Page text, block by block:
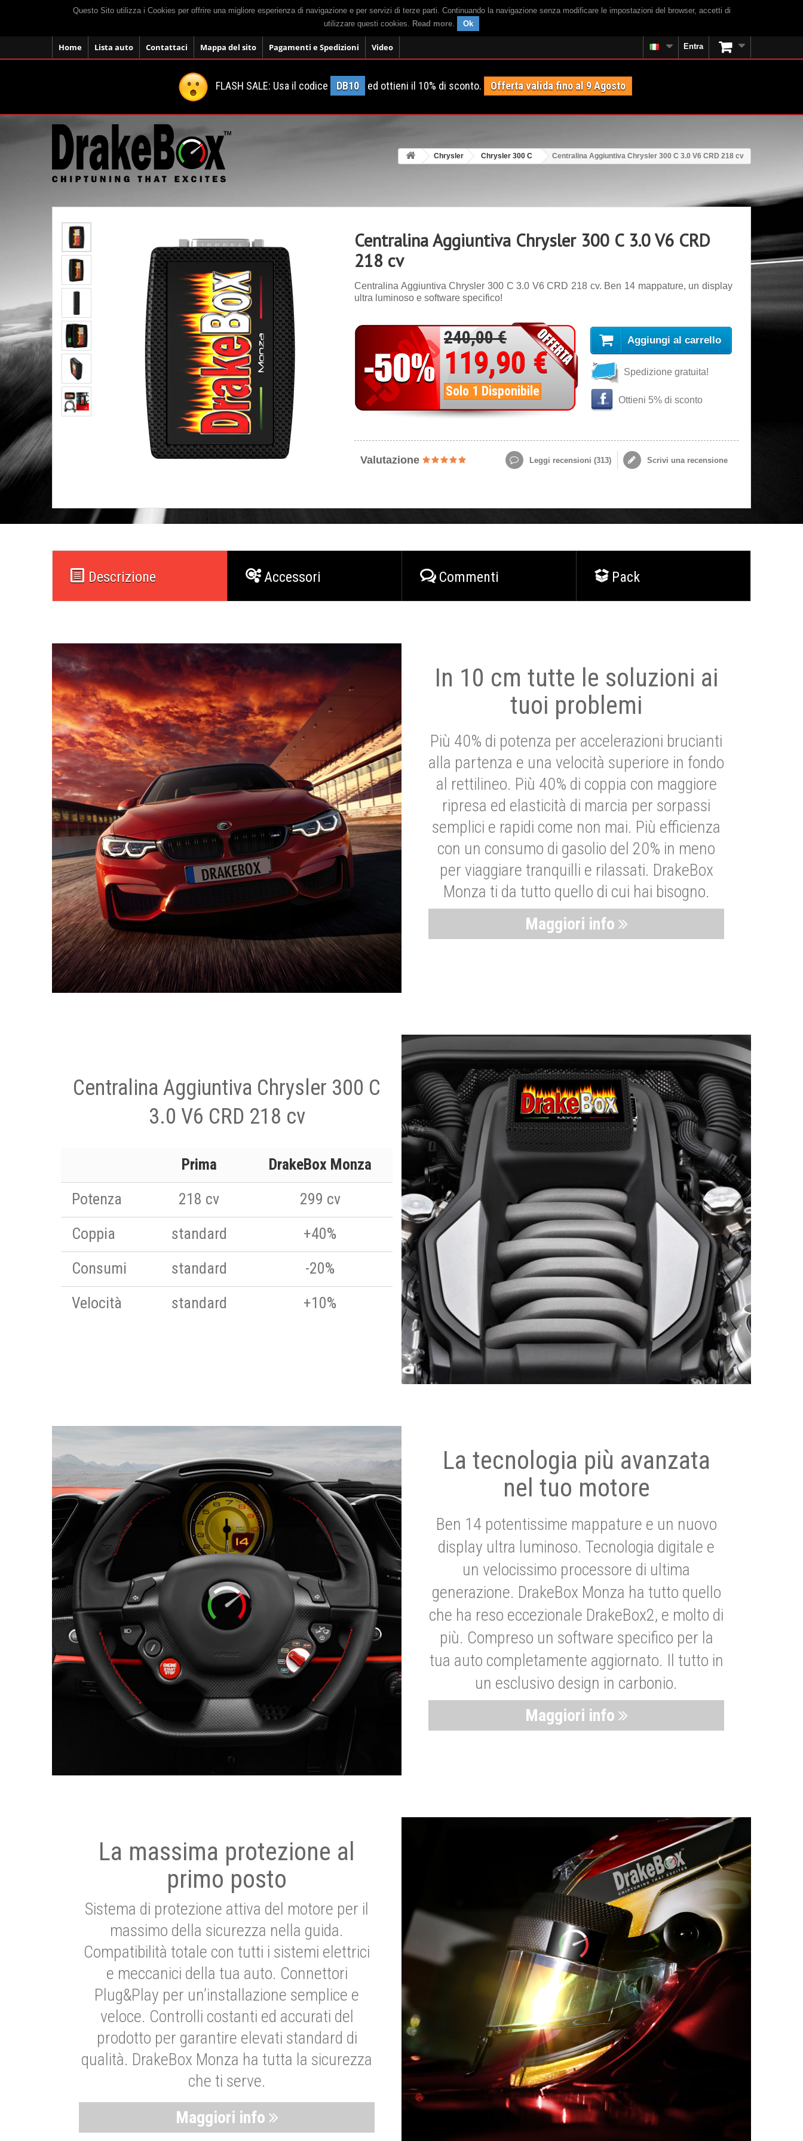
Questo Sito utilizza i Cookies per offrire una migliore esperienza di navigazione e per servizi di terze parti. Continuando la navigazione senza modificare le impostazioni del browser, accetti di
utilizzare questi cookies. Read more. Ok
Home Lista auto Contattaci Mappa del sito Pagamenti e Spedizioni Video Entra
FLASH SALE: Usa il codice DB10 ed ottieni il 10% di sconto. Offerta valida fino al 9 Agosto
Chrysler Chrysler 300 C Centralina Aggiuntiva Chrysler 300 C 3.0 V6 CRD 218 cv
Centralina Aggiuntiva Chrysler 300 C 3.0 V6 CRD
218 cv
Centralina Aggiuntiva Chrysler 300 C 3.0 V6 CRD 218 cv. Ben 14 mappature, un display
ultra luminoso e software specifico!
240,00 €
119,90 €
Solo 1 Disponibile
Aggiungi al carrello
Spedizione gratuita!
Ottieni 5% di sconto
Valutazione Leggi recensioni (313) Scrivi una recensione
Descrizione Accessori Commenti Pack
In 10 cm tutte le soluzioni ai
tuoi problemi
Più 40% di potenza per accelerazioni brucianti
alla partenza e una velocità superiore in fondo
al rettilineo. Più 40% di coppia con maggiore
ripresa ed elasticità di marcia per sorpassi
semplici e rapidi come non mai. Più efficienza
con un consumo di gasolio del 20% in meno
per viaggiare tranquilli e rilassati. DrakeBox
Monza ti da tutto quello di cui hai bisogno.
Maggiori info
Centralina Aggiuntiva Chrysler 300 C
3.0 V6 CRD 218 cv
Prima
DrakeBox Monza
Potenza
218 cv
299 cv
Coppia
standard
+40%
Consumi
standard
-20%
Velocità
standard +10%
La tecnologia più avanzata
nel tuo motore
Ben 14 potentissime mappature e un nuovo
display ultra luminoso. Tecnologia digitale e
un velocissimo processore di ultima
generazione. DrakeBox Monza ha tutto quello
che ha reso eccezionale DrakeBox2, e molto di
più. Compreso un software specifico per la
tua auto completamente aggiornato. Il tutto in
un esclusivo design in carbonio.
Maggiori info
La massima protezione al
primo posto
Sistema di protezione attiva del motore per il
massimo della sicurezza nella guida.
Compatibilità totale con tutti i sistemi elettrici
e meccanici della tua auto. Connettori
Plug&Play per un’installazione semplice e
veloce. Controlli costanti ed accurati del
prodotto per garantire elevati standard di
qualità. DrakeBox Monza ha tutta la sicurezza
che ti serve.
Maggiori info